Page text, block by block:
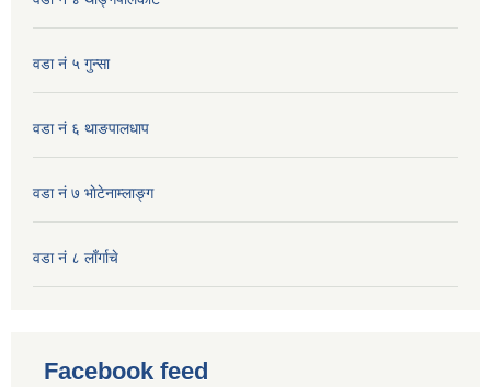
वडा नं ५ गुन्सा
वडा नं ६ थाङपालधाप
वडा नं ७ भाेटेनाम्लाङ्ग
वडा नं ८ लाँर्गाचे
Facebook feed